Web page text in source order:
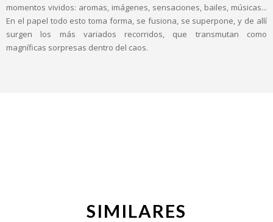
momentos vividos: aromas, imágenes, sensaciones, bailes, músicas...
En el papel todo esto toma forma, se fusiona, se superpone, y de allí
surgen los más variados recorridos, que transmutan como
magníficas sorpresas dentro del caos.
SIMILARES